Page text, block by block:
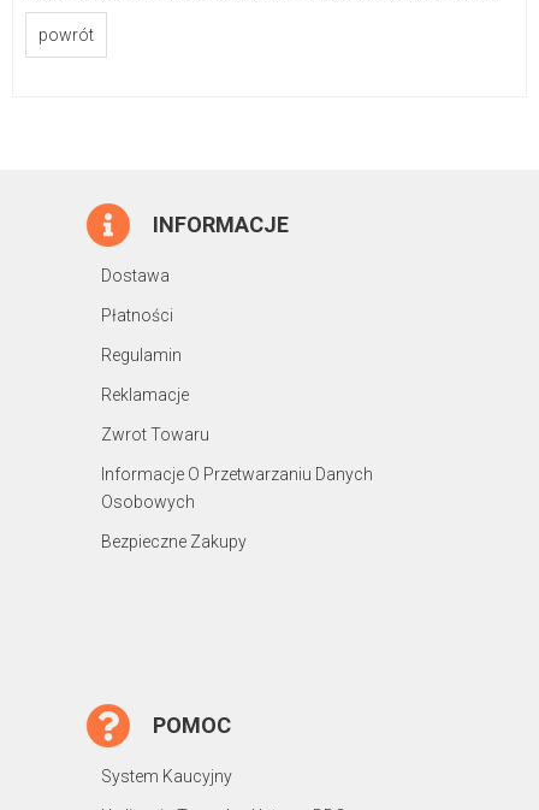
powrót
INFORMACJE
Dostawa
Płatności
Regulamin
Reklamacje
Zwrot Towaru
Informacje O Przetwarzaniu Danych
Osobowych
Bezpieczne Zakupy
POMOC
System Kaucyjny